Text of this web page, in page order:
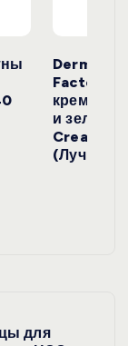
Derma
крем с
и
Cream
(Лучшая
для